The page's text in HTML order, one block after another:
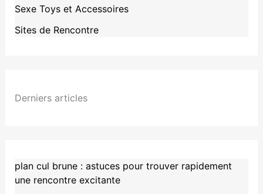
Sexe Toys et Accessoires
Sites de Rencontre
Derniers articles
plan cul brune : astuces pour trouver rapidement
une rencontre excitante